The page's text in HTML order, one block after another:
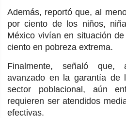
Además, reportó que, al
por ciento de los niños,
México vivían en situación
ciento en pobreza extrema.
Finalmente, señaló que,
avanzado en la garantía de
sector poblacional, aún
requieren ser atendidos
efectivas.